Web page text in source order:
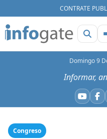
CONTRATE
Domingo 9
Informar,
Congreso